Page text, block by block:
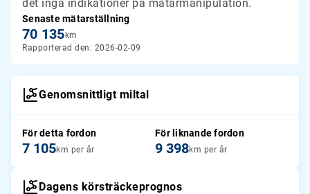
det inga indikationer på mätarmanipulation.
Senaste mätarställning
70 135 km
Rapporterad den: 2026-02-09
Genomsnittligt miltal
För detta fordon
7 105km per år
För liknande fordon
9 398km per år
Dagens körsträckeprognos